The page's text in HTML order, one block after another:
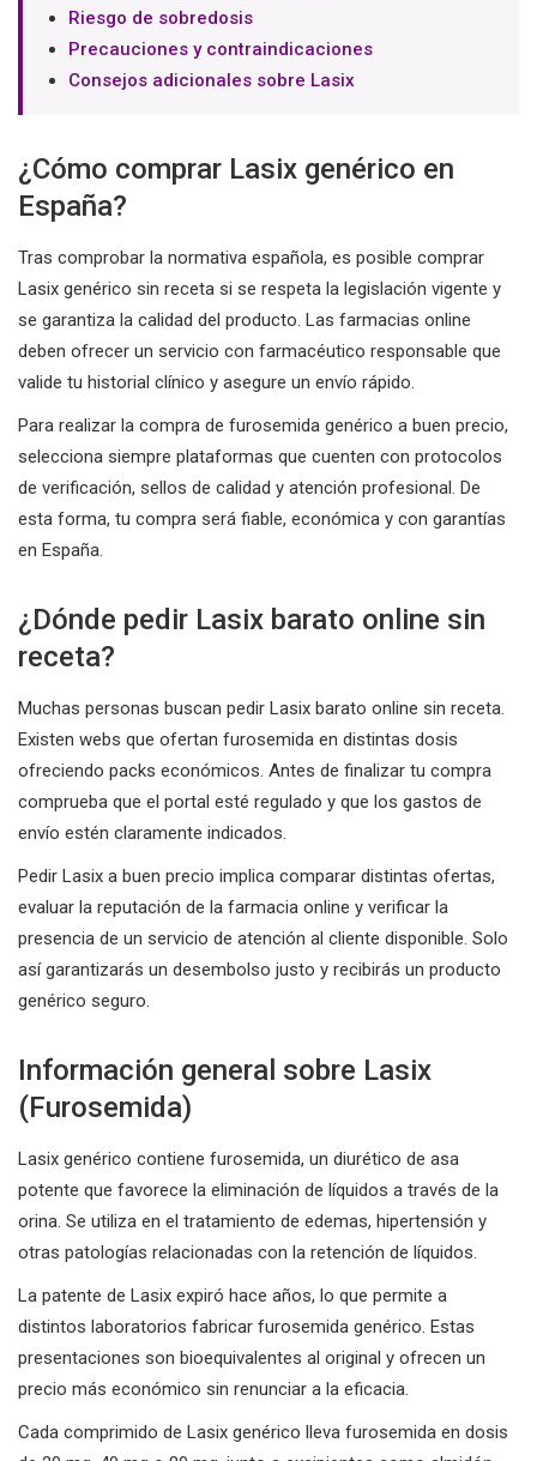
Riesgo de sobredosis
Precauciones y contraindicaciones
Consejos adicionales sobre Lasix
¿Cómo comprar Lasix genérico en
España?
Tras comprobar la normativa española, es posible comprar
Lasix genérico sin receta si se respeta la legislación vigente y
se garantiza la calidad del producto. Las farmacias online
deben ofrecer un servicio con farmacéutico responsable que
valide tu historial clínico y asegure un envío rápido.
Para realizar la compra de furosemida genérico a buen precio,
selecciona siempre plataformas que cuenten con protocolos
de verificación, sellos de calidad y atención profesional. De
esta forma, tu compra será fiable, económica y con garantías
en España.
¿Dónde pedir Lasix barato online sin
receta?
Muchas personas buscan pedir Lasix barato online sin receta.
Existen webs que ofertan furosemida en distintas dosis
ofreciendo packs económicos. Antes de finalizar tu compra
comprueba que el portal esté regulado y que los gastos de
envío estén claramente indicados.
Pedir Lasix a buen precio implica comparar distintas ofertas,
evaluar la reputación de la farmacia online y verificar la
presencia de un servicio de atención al cliente disponible. Solo
así garantizarás un desembolso justo y recibirás un producto
genérico seguro.
Información general sobre Lasix
(Furosemida)
La­six genérico contiene furosemida, un diurético de asa
potente que favorece la eliminación de líquidos a través de la
orina. Se utiliza en el tratamiento de edemas, hipertensión y
otras patologías relacionadas con la retención de líquidos.
La patente de Lasix expiró hace años, lo que permite a
distintos laboratorios fabricar furosemida genérico. Estas
presentaciones son bioequivalentes al original y ofrecen un
precio más económico sin renunciar a la eficacia.
Cada comprimido de Lasix genérico lleva furosemida en dosis